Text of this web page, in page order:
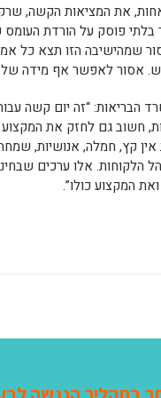
את המציאות הקשה,
פוסק על הורדת העומס
שמהישיבה הזו תצא כל
אסור לאפשר אף מידה של
“זה יום קשה
חשוב גם לחזק את המקצוע
קץ, חמלה, אנושיות,
שנה והכירה את כל קהל הלקוחות. אלו
המקצוע כולו”.